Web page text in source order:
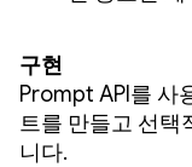
구현
Prompt API를 사
트를 만들고 선택
니다.